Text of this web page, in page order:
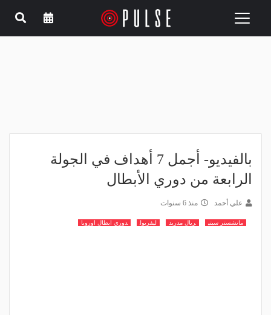
Toggle
بالفيديو- أجمل 7 أهداف في الجولة
الرابعة من دوري الأبطال
علي أحمد منذ 6 سنوات
مانشستر سيتي ريال مدريد ليفربول دوري ابطال اوروبا